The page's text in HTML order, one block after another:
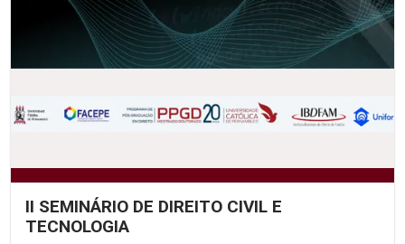
II SEMINÁRIO DE DIREITO CIVIL E
TECNOLOGIA